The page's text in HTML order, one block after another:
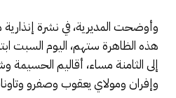
وأوضحت المديرية، في نشرة إنذارية
هذه الظاهرة ستهم، اليوم السبت
إلى الثامنة مساء، أقاليم
وإفران ومولاي يعقوب وصفرو